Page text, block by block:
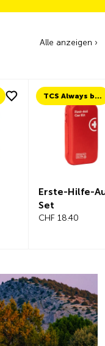
Alle anzeigen ›
TCS Always by my side
Auto-